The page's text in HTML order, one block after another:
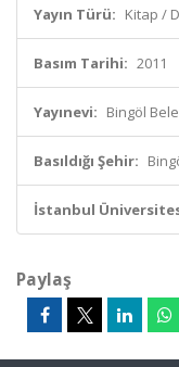
Yayın Türü: Kitap /
Basım Tarihi: 2011
Yayınevi: Bingöl
Basıldığı Şehir:
İstanbul
Paylaş